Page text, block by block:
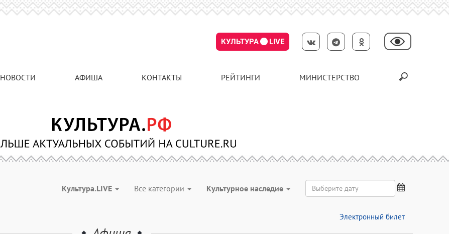
КУЛЬТУРА LIVE
НОВОСТИ АФИША КОНТАКТЫ РЕЙТИНГИ МИНИСТЕРСТВО
Культура.LIVE Все категории Культурное наследие
Электронный билет